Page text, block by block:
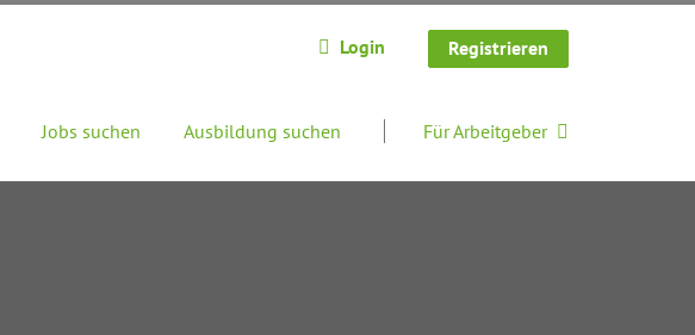
Login Registrieren
Jobs suchen Ausbildung suchen Für Arbeitgeber